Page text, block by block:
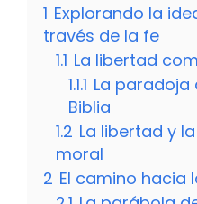
1 Explorando la
través de la fe
1.1 La libertad
1.1.1 La paradoja
Biblia
1.2 La libertad y
moral
2 El camino hacia